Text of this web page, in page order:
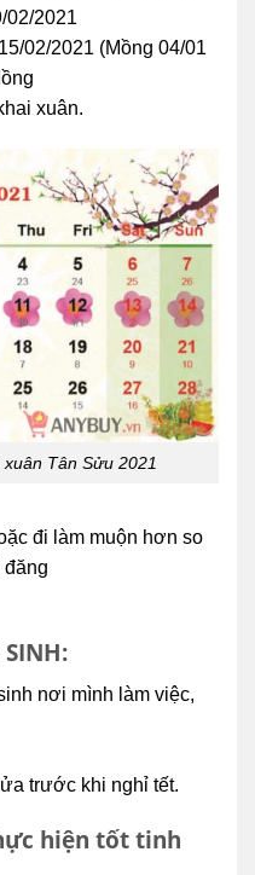
02/2021
02/2021 (Mồng 04/01
xuân.
Tân Sửu 2021
đi làm muộn hơn so
SINH:
nơi mình làm việc,
trước khi nghỉ tết.
hiện tốt tinh